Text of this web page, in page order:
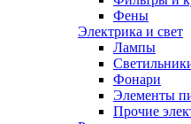
Фены
Электрика и свет
Лампы
Фонари
Элементы
Прочие